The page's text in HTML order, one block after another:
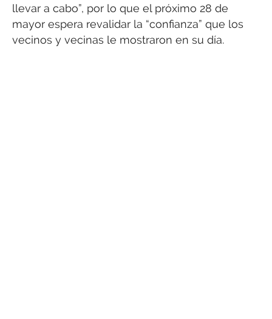
llevar a cabo”, por lo que el próximo 28 de
mayor espera revalidar la “confianza” que los
vecinos y vecinas le mostraron en su día.